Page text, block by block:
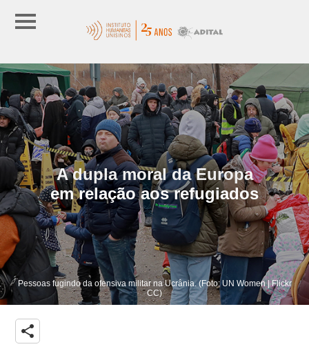
A dupla moral da Europa
em relação aos refugiados
Pessoas fugindo da ofensiva militar na Ucrânia. (Foto: UN Women | Flickr
CC)
share